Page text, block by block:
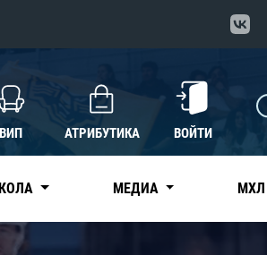
ВИП АТРИБУТИКА ВОЙТИ
МЕДИА МХЛ